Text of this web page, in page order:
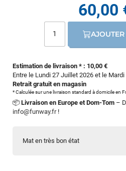
Mat en très bon état
Estimation de livraison * : 10,00 €
Entre le Lundi 27 Juillet 2026 et le
Retrait gratuit en magasin
* Calculée sur une livraison standard à domicile en
📦 Livraison en Europe et Dom-Tom –
info@funway.fr!
60,00